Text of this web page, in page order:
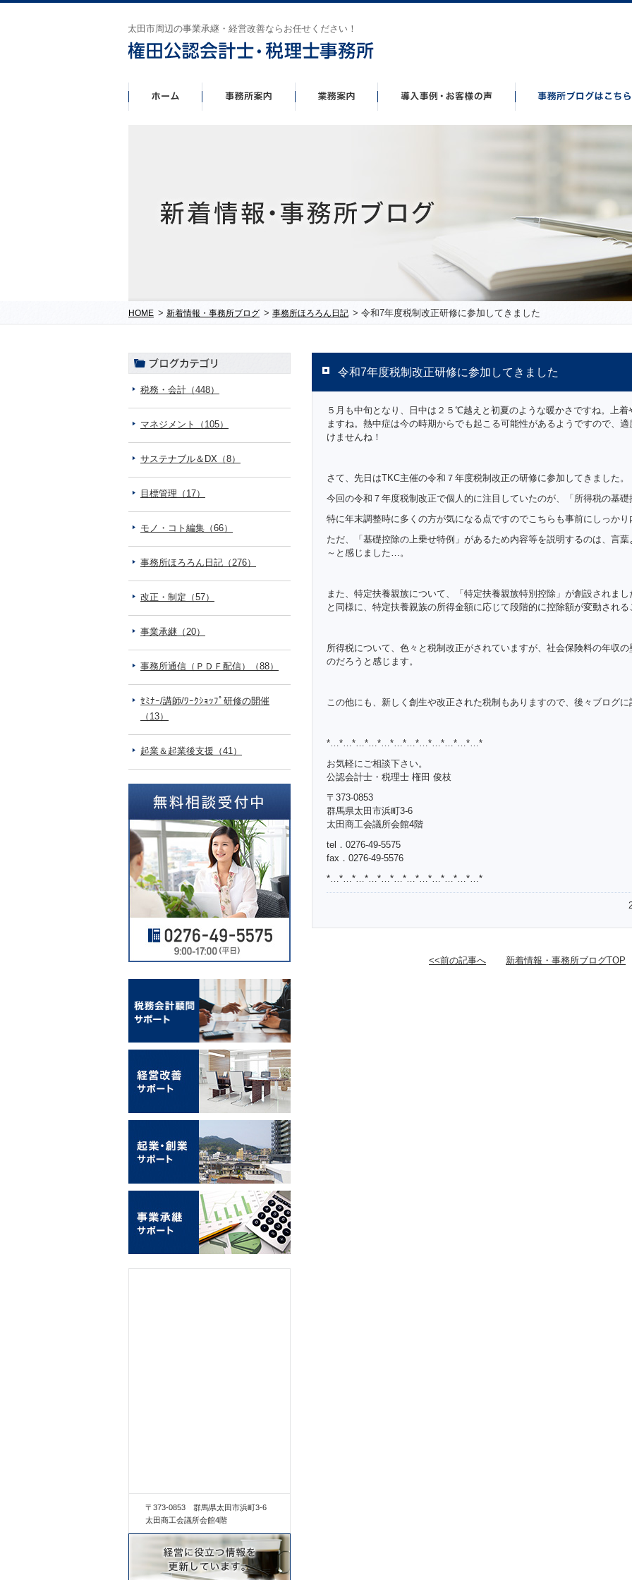
太田市周辺の事業承継・経営改善ならお任せください！
HOME > 新着情報・事務所ブログ > 事務所ほろろん日記 > 令和7年度税制改正研修に参加してきました
令和7年度税制改正研修に参加してきました
５月も中旬となり、日中は２５℃越えと初夏のような暖かさですね。上
ますね。熱中症は今の時期からでも起こる可能性があるようですので、
けませんね！
さて、先日はTKC主催の令和７年度税制改正の研修に参加してきました。
今回の令和７年度税制改正で個人的に注目していたのが、「所得税の基礎
特に年末調整時に多くの方が気になる点ですのでこちらも事前にしっかり
ただ、「基礎控除の上乗せ特例」があるため内容等を説明するのは、言
～と感じました…。
また、特定扶養親族について、「特定扶養親族特別控除」が創設されま
と同様に、特定扶養親族の所得金額に応じて段階的に控除額が変動される
所得税について、色々と税制改正がされていますが、社会保険料の年収
のだろうと感じます。
この他にも、新しく創生や改正された税制もありますので、後々ブログに
*…*…*…*…*…*…*…*…*…*…*…*…*
お気軽にご相談下さい。
公認会計士・税理士 権田 俊枝
〒373-0853
群馬県太田市浜町3-6
太田商工会議所会館4階
tel．0276-49-5575
fax．0276-49-5576
*…*…*…*…*…*…*…*…*…*…*…*…*
<<前の記事へ 新着情報・事務所ブログTOP
税務・会計（448）
マネジメント（105）
サステナブル＆DX（8）
目標管理（17）
モノ・コト編集（66）
事務所ほろろん日記（276）
改正・制定（57）
事業承継（20）
事務所通信（ＰＤＦ配信）（88）
ｾﾐﾅｰ/講師/ﾜｰｸｼｮｯﾌﾟ研修の開催
（13）
起業＆起業後支援（41）
〒373-0853 群馬県太田市浜町3-6
太田商工会議所会館4階